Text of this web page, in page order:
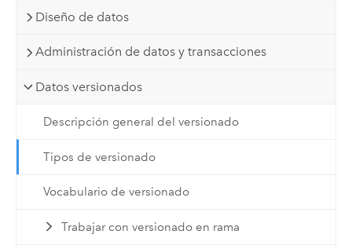
Diseño de datos
Administración de datos y transacciones
Datos versionados
Descripción general del versionado
Tipos de versionado
Vocabulario de versionado
Trabajar con versionado en rama